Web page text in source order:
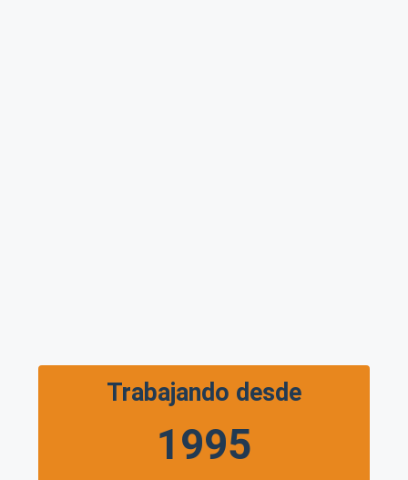
Trabajando desde
1995